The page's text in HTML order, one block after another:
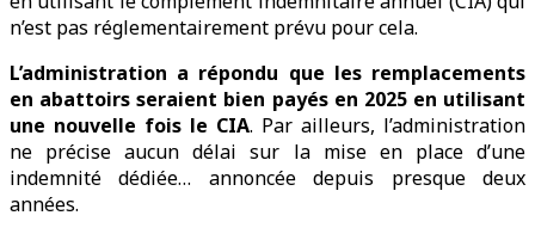
n’est pas réglementairement prévu pour cela.
L’administration a répondu que les remplacements
en abattoirs seraient bien payés en 2025 en utilisant
une nouvelle fois le CIA. Par ailleurs, l’administration
ne précise aucun délai sur la mise en place d’une
indemnité dédiée… annoncée depuis presque deux
années.